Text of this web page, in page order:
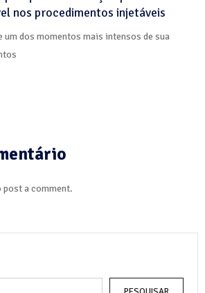
nos procedimentos injetáveis
um dos momentos mais intensos de sua
post a comment.